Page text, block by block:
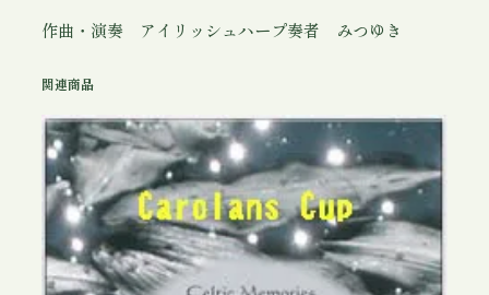
作曲・演奏 アイリッシュハープ奏者 みつゆき
関連商品